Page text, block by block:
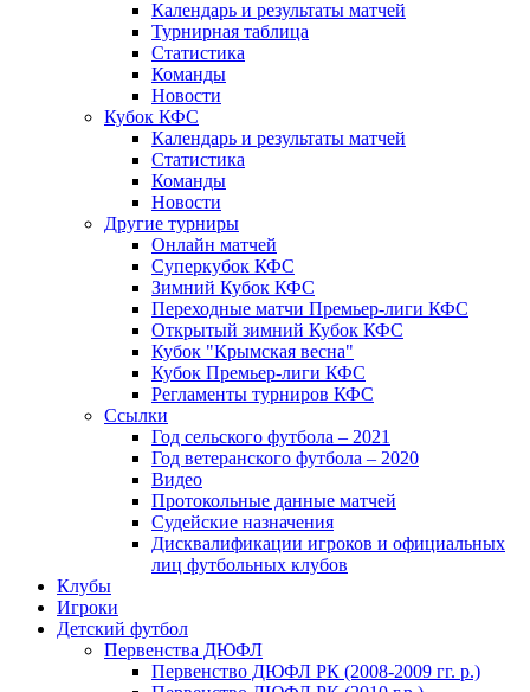
Календарь и результаты матчей
Турнирная таблица
Статистика
Команды
Новости
Кубок КФС
Календарь и результаты матчей
Статистика
Команды
Новости
Другие турниры
Онлайн матчей
Суперкубок КФС
Зимний Кубок КФС
Переходные матчи Премьер-лиги КФС
Открытый зимний Кубок КФС
Кубок "Крымская весна"
Кубок Премьер-лиги КФС
Регламенты турниров КФС
Ссылки
Год сельского футбола – 2021
Год ветеранского футбола – 2020
Видео
Протокольные данные матчей
Судейские назначения
Дисквалификации игроков и официальных
лиц футбольных клубов
Клубы
Игроки
Детский футбол
Первенства ДЮФЛ
Первенство ДЮФЛ РК (2008-2009 гг. р.)